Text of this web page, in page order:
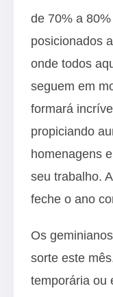
de 70% a
posicionados
onde todos
seguem em
formará
propiciando
homenagens
seu trabalho.
feche o ano
Os
sorte este
temporária ou